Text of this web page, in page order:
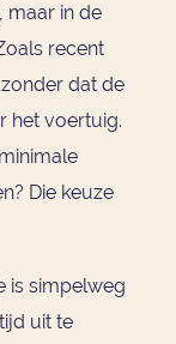
maar in de
recent
dat de
het voertuig.
Die keuze
is simpelweg
uit te